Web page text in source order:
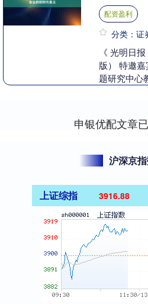
配资盈利
分类：证
《 光明日
版） 特邀
题研究中心
申银优配文章
沪深京
上证综指 3916.67